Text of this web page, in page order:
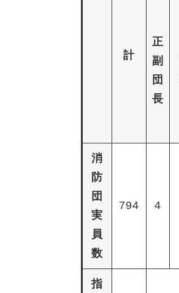
計
正
副
団
長
消
防
団
実
員
数
794 4
指